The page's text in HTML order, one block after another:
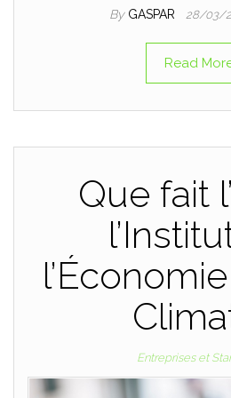
By GASPAR 28/03/
Read
Que fait
Entreprises et